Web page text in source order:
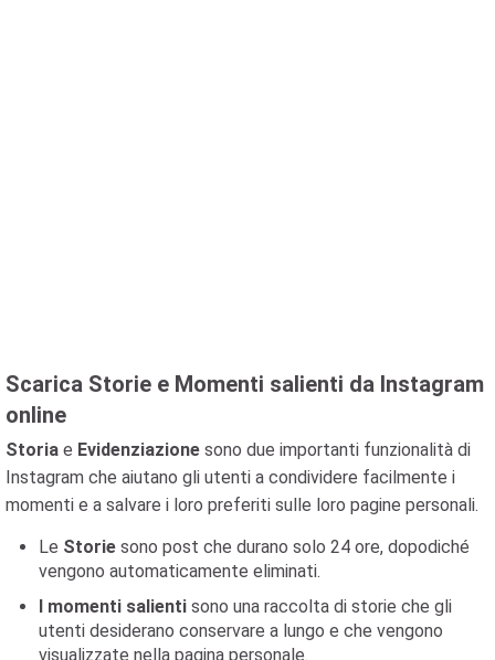
Scarica Storie e Momenti salienti da Instagram
online
Storia e Evidenziazione sono due importanti funzionalità di
Instagram che aiutano gli utenti a condividere facilmente i
momenti e a salvare i loro preferiti sulle loro pagine personali.
Le Storie sono post che durano solo 24 ore, dopodiché
vengono automaticamente eliminati.
I momenti salienti sono una raccolta di storie che gli
utenti desiderano conservare a lungo e che vengono
visualizzate nella pagina personale.